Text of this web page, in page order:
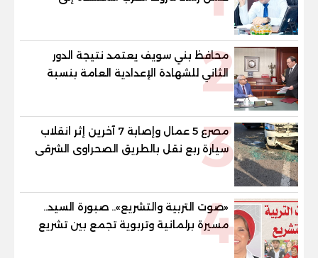
"خارطة طريق" للانسحاب والإعمار؟
2
محافظ بني سويف يعتمد نتيجة الدور
الثاني للشهادة الإعدادية العامة بنسبة
والنور للمكفوفين
3
مصرع 5 عمال وإصابة 7 آخرين إثر انقلاب
سيارة ربع نقل بالطريق الصحراوى الشرقى
4
«صوت التربية والتشريع».. صبورة السيد..
مسيرة برلمانية وتربوية تجمع بين تشريع
القوانين وصناعة الأجيال لبناء الإنسان